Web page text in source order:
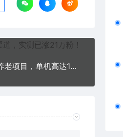
倩女幽魂手游半自动搬砖，工作室养老项目，单机高达100+【详细教程+一对一指导】